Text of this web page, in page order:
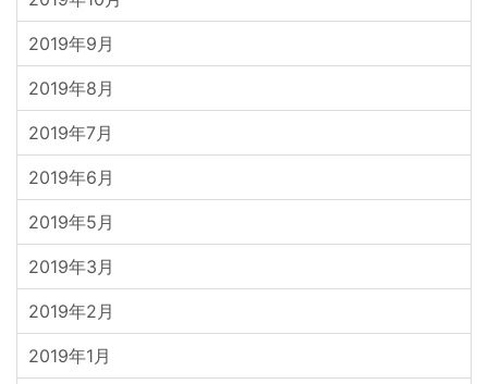
2019年9月
2019年8月
2019年7月
2019年6月
2019年5月
2019年3月
2019年2月
2019年1月